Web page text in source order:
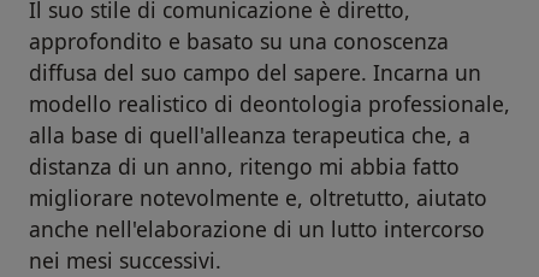
Il suo stile di comunicazione è diretto,
approfondito e basato su una conoscenza
diffusa del suo campo del sapere. Incarna un
modello realistico di deontologia professionale,
alla base di quell'alleanza terapeutica che, a
distanza di un anno, ritengo mi abbia fatto
migliorare notevolmente e, oltretutto, aiutato
anche nell'elaborazione di un lutto intercorso
nei mesi successivi.